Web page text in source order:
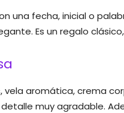
una fecha, inicial o
Es un regalo
vela aromática, crema
muy agradable.